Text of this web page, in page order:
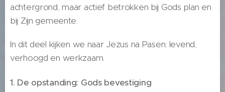
achtergrond, maar actief betrokken bij Gods plan en
bij Zijn gemeente.
In dit deel kijken we naar Jezus na Pasen: levend,
verhoogd en werkzaam.
1. De opstanding: Gods bevestiging